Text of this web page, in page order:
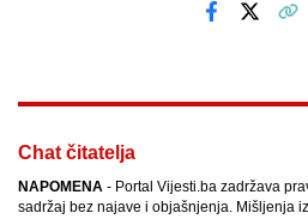
Chat čitatelja
NAPOMENA - Portal Vijesti.ba zadržava
sadržaj bez najave i objašnjenja. Mišljenja